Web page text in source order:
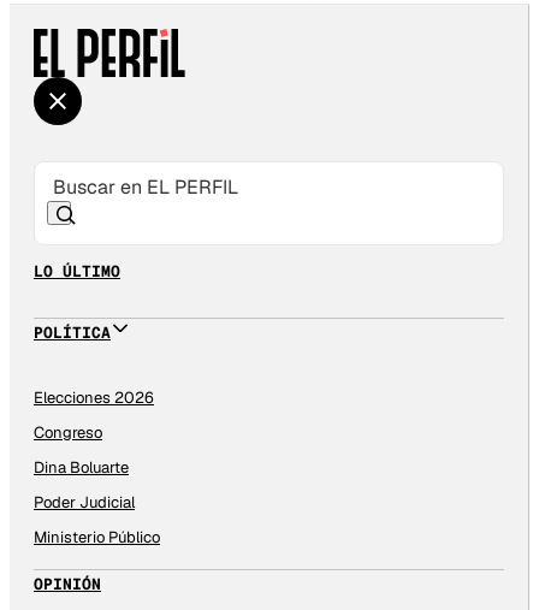
LO ÚLTIMO
POLÍTICA
Elecciones 2026
Congreso
Dina Boluarte
Poder Judicial
Ministerio Público
OPINIÓN